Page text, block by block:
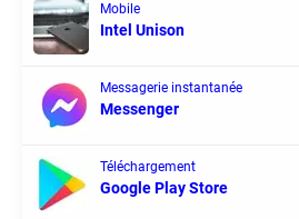
Mobile
Intel Unison
Messagerie instantanée
Messenger
Téléchargement
Google Play Store